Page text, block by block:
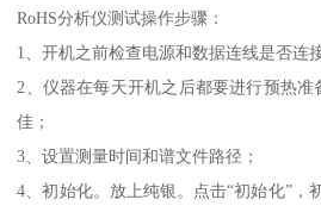
RoHS分析仪测试操作步骤：
1、开机之前检查电源和数据连线是否连
2、仪器在每天开机之后都要进行预热准
佳；
3、设置测量时间和谱文件路径；
4、初始化。放上纯银。点击“初始化”，